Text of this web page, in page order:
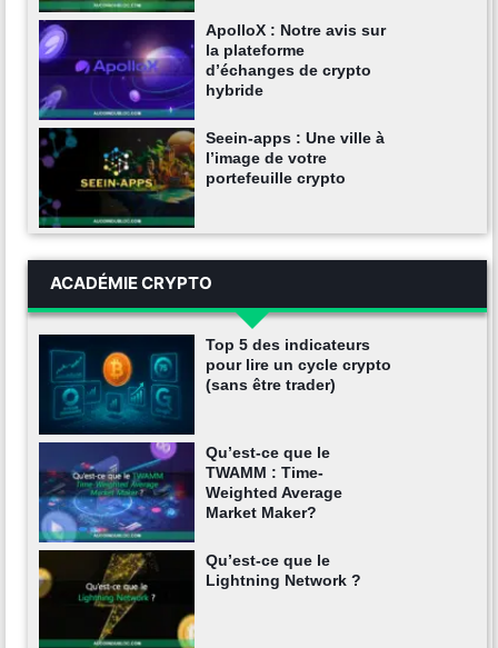
ApolloX : Notre avis sur
la plateforme
d’échanges de crypto
hybride
Seein-apps : Une ville à
l’image de votre
portefeuille crypto
ACADÉMIE CRYPTO
Top 5 des indicateurs
pour lire un cycle crypto
(sans être trader)
Qu’est-ce que le
TWAMM : Time-
Weighted Average
Market Maker?
Qu’est-ce que le
Lightning Network ?